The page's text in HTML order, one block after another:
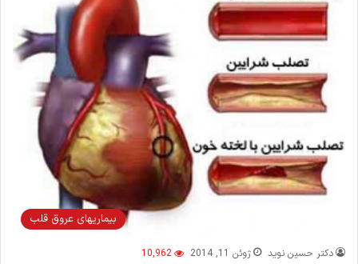
بیماریهای عروق قلب
دکتر حسین نوید ژوئن 11, 2014 10,962